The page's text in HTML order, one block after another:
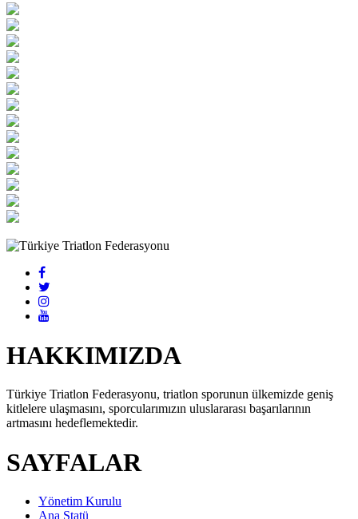
HAKKIMIZDA
Türkiye Triatlon Federasyonu, triatlon sporunun ülkemizde geniş
kitlelere ulaşmasını, sporcularımızın uluslararası başarılarının
artmasını hedeflemektedir.
SAYFALAR
Yönetim Kurulu
Ana Statü